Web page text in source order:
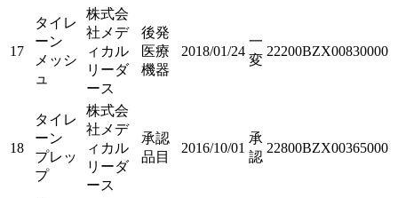
17
タイレ
ーン
メッシ
ュ
株式会
社メデ
ィカル
リーダ
ース
後発
医療
機器
2018/01/24
一
変
22200BZX00830000
18
タイレ
ーン
プレッ
プ
株式会
社メデ
ィカル
リーダ
ース
承認
品目
2016/10/01
承
認
22800BZX00365000